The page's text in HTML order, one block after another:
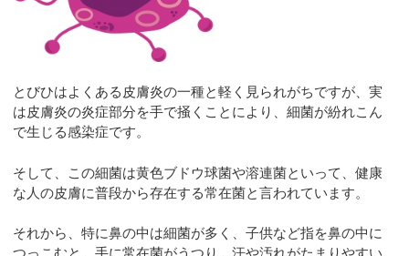
とびひはよくある皮膚炎の一種と軽く見られがちですが、実
は皮膚炎の炎症部分を手で掻くことにより、細菌が紛れこん
で生じる感染症です。
そして、この細菌は黄色ブドウ球菌や溶連菌といって、健康
な人の皮膚に普段から存在する常在菌と言われています。
それから、特に鼻の中は細菌が多く、子供など指を鼻の中に